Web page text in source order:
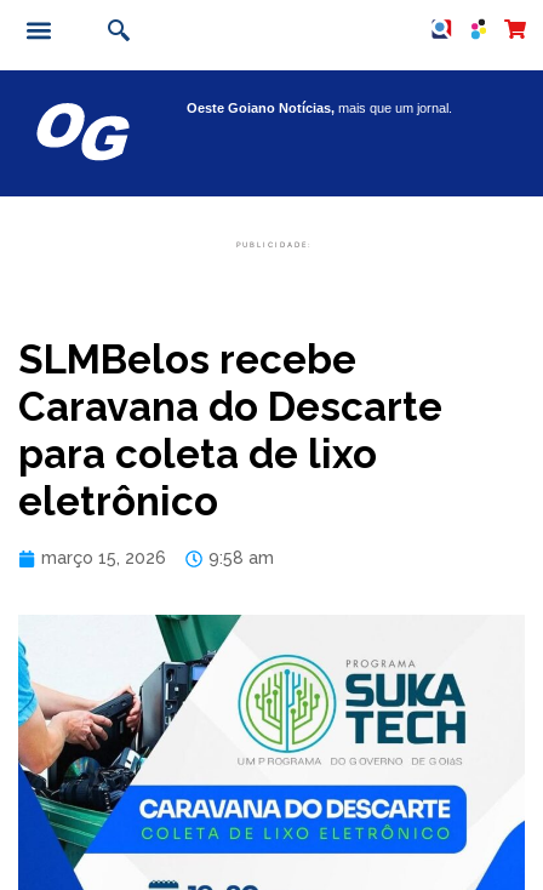
Oeste Goiano Notícias,mais que um jornal.
PUBLICIDADE:
SLMBelos recebe
Caravana do Descarte
para coleta de lixo
eletrônico
março 15, 2026 9:58 am